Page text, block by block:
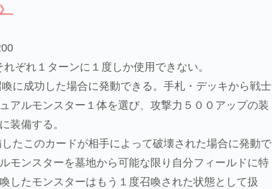
ぞれ１ターンに１度しか使用できない。
に成功した場合に発動できる。手札・デッキから戦士
アルモンスター１体を選び、攻撃力５００アップの装
装備する。
たこのカードが相手によって破壊された場合に発動で
モンスターを墓地から可能な限り自分フィールドに特
したモンスターはもう１度召喚された状態として扱